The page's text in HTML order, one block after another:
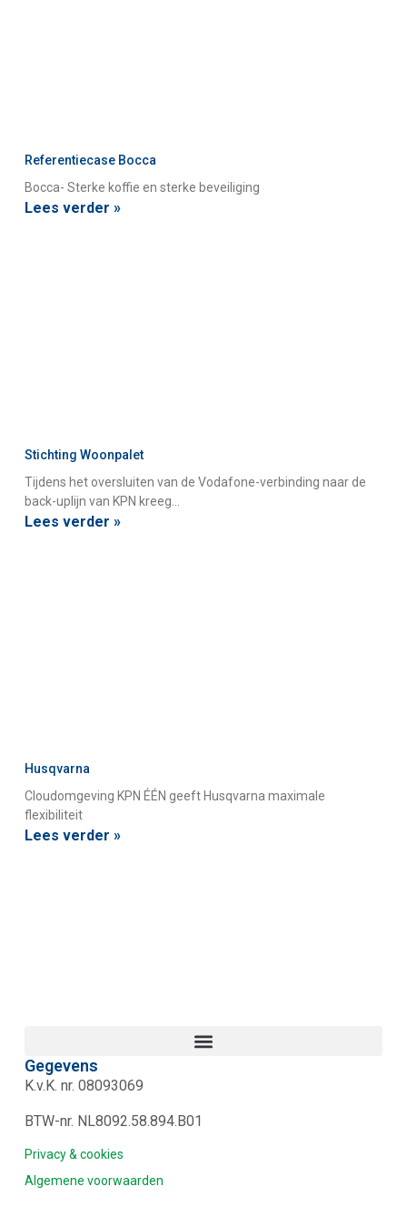
Referentiecase Bocca
Bocca- Sterke koffie en sterke beveiliging
Lees verder »
Stichting Woonpalet
Tijdens het oversluiten van de Vodafone-verbinding naar de
back-uplijn van KPN kreeg…
Lees verder »
Husqvarna
Cloudomgeving KPN ÉÉN geeft Husqvarna maximale
flexibiliteit
Lees verder »
Gegevens
K.v.K. nr. 08093069
BTW-nr. NL8092.58.894.B01
Privacy & cookies
Algemene voorwaarden